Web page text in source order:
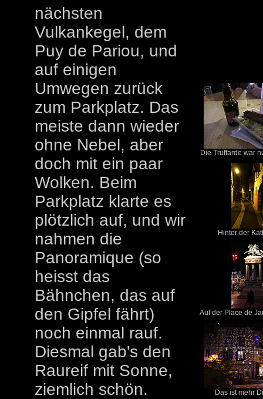
nächsten
Vulkankegel, dem
Puy de Pariou, und
auf einigen
Umwegen zurück
zum Parkplatz. Das
meiste dann wieder
ohne Nebel, aber
doch mit ein paar
Wolken. Beim
Parkplatz klarte es
plötzlich auf, und wir
nahmen die
Panoramique (so
heisst das
Bähnchen, das auf
den Gipfel fährt)
noch einmal rauf.
Diesmal gab's den
Raureif mit Sonne,
ziemlich schön.
Die Truffarde war
Hinter der
Auf der Place de
Das ist mehr